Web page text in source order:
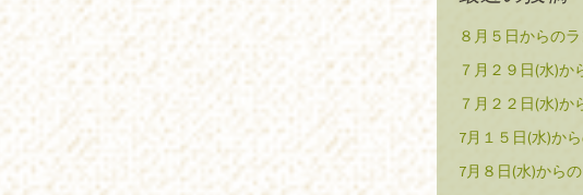
８月５日からの
７月２９日(水)か
７月２２日(水)か
7月１５日(水)か
7月８日(水)から